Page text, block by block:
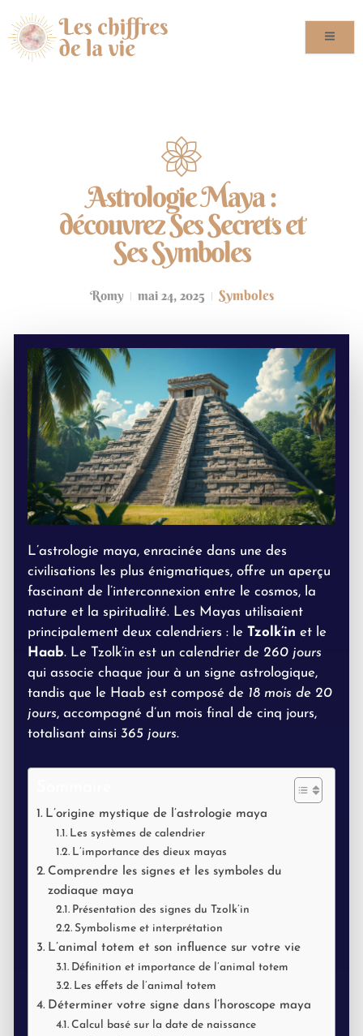
Astrologie Maya :
découvrez Ses Secrets et
Ses Symboles
Romy mai 24, 2025 Symboles
L’astrologie maya, enracinée dans une des
civilisations les plus énigmatiques, offre un aperçu
fascinant de l’interconnexion entre le cosmos, la
nature et la spiritualité. Les Mayas utilisaient
principalement deux calendriers : le Tzolk’in et le
Haab. Le Tzolk’in est un calendrier de 260 jours
qui associe chaque jour à un signe astrologique,
tandis que le Haab est composé de 18 mois de 20
jours, accompagné d’un mois final de cinq jours,
totalisant ainsi 365 jours.
L’origine mystique de l’astrologie maya
Les systèmes de calendrier
L’importance des dieux mayas
Comprendre les signes et les symboles du
zodiaque maya
Présentation des signes du Tzolk’in
Symbolisme et interprétation
L’animal totem et son influence sur votre vie
Définition et importance de l’animal totem
Les effets de l’animal totem
Déterminer votre signe dans l’horoscope maya
Calcul basé sur la date de naissance